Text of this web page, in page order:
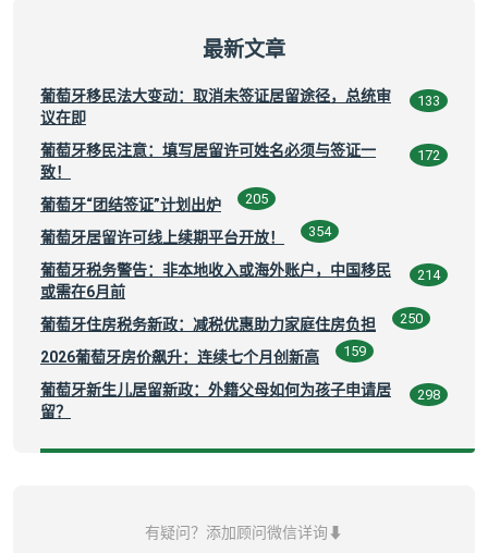
最新文章
葡萄牙移民法大变动：取消未签证居留途径，总统审
议在即
133
葡萄牙移民注意：填写居留许可姓名必须与签证一
致！
172
葡萄牙“团结签证”计划出炉 205
葡萄牙居留许可线上续期平台开放！ 354
葡萄牙税务警告：非本地收入或海外账户，中国移民
或需在6月前
214
葡萄牙住房税务新政：减税优惠助力家庭住房负担 250
2026葡萄牙房价飙升：连续七个月创新高 159
葡萄牙新生儿居留新政：外籍父母如何为孩子申请居
留？
298
有疑问？添加顾问微信详询⬇